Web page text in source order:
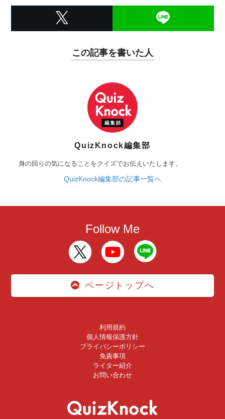
この記事を書いた人
QuizKnock編集部
身の回りの気になることをクイズでお伝えいたします。
QuizKnock編集部の記事一覧へ
Follow Me
ページトップへ
利用規約
個人情報保護方針
プライバシーポリシー
免責事項
ライター紹介
お問い合わせ